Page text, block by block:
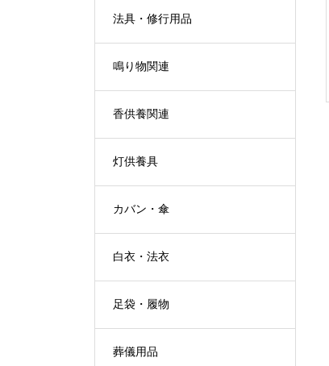
法具・修行用品
鳴り物関連
香供養関連
灯供養具
カバン・傘
白衣・法衣
足袋・履物
葬儀用品